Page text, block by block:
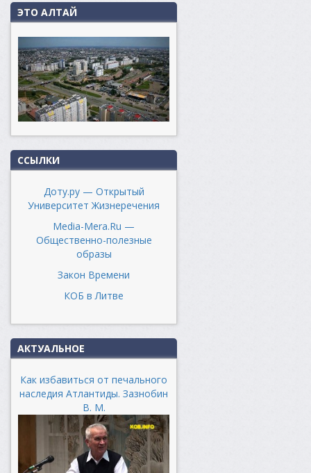
ЭТО АЛТАЙ
ССЫЛКИ
Доту.ру — Открытый
Университет Жизнеречения
Media-Mera.Ru —
Общественно-полезные
образы
Закон Времени
КОБ в Литве
АКТУАЛЬНОЕ
Как избавиться от печального
наследия Атлантиды. Зазнобин
В. М.